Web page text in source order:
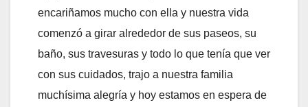
encariñamos mucho con ella y nuestra vida
comenzó a girar alrededor de sus paseos, su
baño, sus travesuras y todo lo que tenía que ver
con sus cuidados, trajo a nuestra familia
muchísima alegría y hoy estamos en espera de